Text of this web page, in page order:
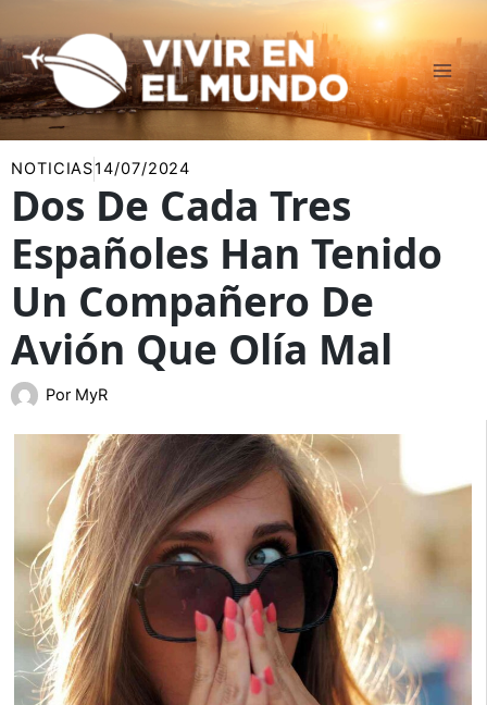
al
contenido
NOTICIAS14/07/2024
Dos De Cada Tres
Españoles Han Tenido
Un Compañero De
Avión Que Olía Mal
Por MyR